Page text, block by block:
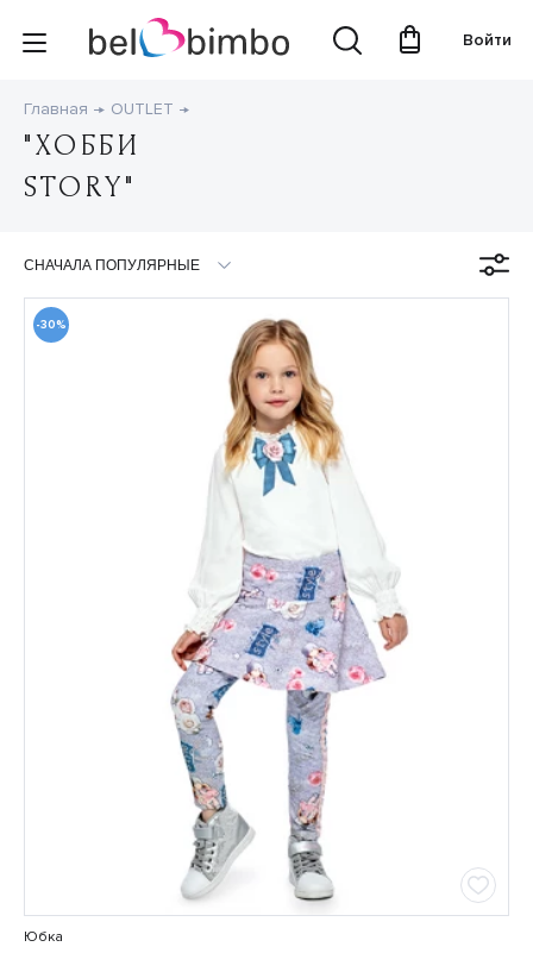
Войти
Главная OUTLET
"ХОББИ
STORY"
-30%
Юбка